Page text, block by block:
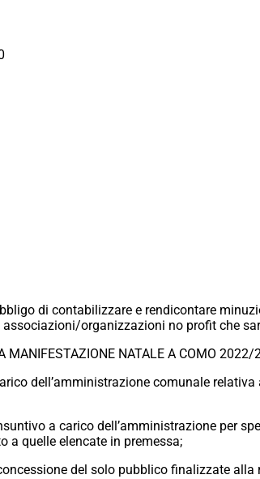
di contabilizzare e rendicontare
organizzazioni no profit che
MANIFESTAZIONE NATALE A COMO 2022/
dell’amministrazione comunale
a carico dell’amministrazione per
a quelle elencate in premessa;
del solo pubblico finalizzate